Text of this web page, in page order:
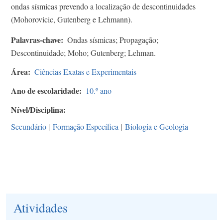
ondas sísmicas prevendo a localização de descontinuidades
(Mohorovicic, Gutenberg e Lehmann).
Palavras-chave
Ondas sísmicas; Propagação;
Descontinuidade; Moho; Gutenberg; Lehman.
Área Ciências Exatas e Experimentais
Ano de escolaridade 10.º ano
Nível/Disciplina
Secundário | Formação Específica | Biologia e Geologia
Atividades